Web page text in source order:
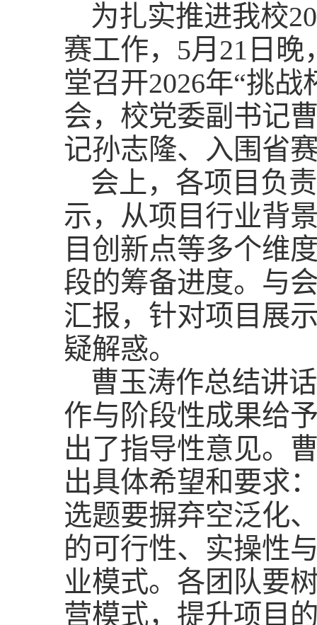
为扎实推进我校
赛工作，5月21日
堂召开2026年“挑
会，校党委副书记
记孙志隆、入围省
会上，各项目负
示，从项目行业背
目创新点等多个维
段的筹备进度。与
汇报，针对项目展
疑解惑。
曹玉涛作总结讲
作与阶段性成果给
出了指导性意见。
出具体希望和要求
选题要摒弃空泛化
的可行性、实操性
业模式。各团队要
营模式，提升项目